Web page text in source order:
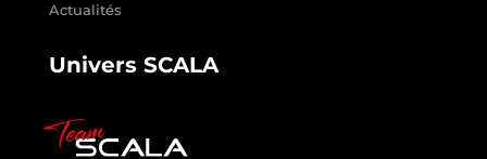
Actualités
Univers SCALA